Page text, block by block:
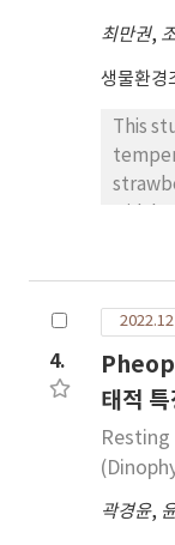
initial
최만권,
생물환경
This
to
4.
2022.12
태적
곽경윤,